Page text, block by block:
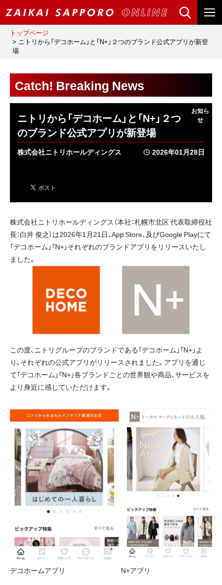
トップページ
ニトリから「デコホーム」と「N+」２つのブランド公式アプリが新登
場
Catch! Breaking News
ニトリから「デコホーム」と「N+」２つ
のブランド公式アプリが新登場
株式会社ニトリホールディングス 2026年01月28日
株式会社ニトリホールディングス（本社：札幌市北区 代表取締役社
⾧：白井 俊之）は2026年1月21日、App Store、及びGoogle Playにて
「デコホーム」「N+」それぞれのブランドアプリをリリースいたし
ました。
この度、ニトリグループのブランドである「デコホーム」「N+」よ
り、それぞれの公式アプリがリリースされました。アプリを通じ
て「デコホーム」「N+」各ブランドごとの世界観や商品、サービスを
より身近に感じていただけます。
デコホームアプリ N+アプリ